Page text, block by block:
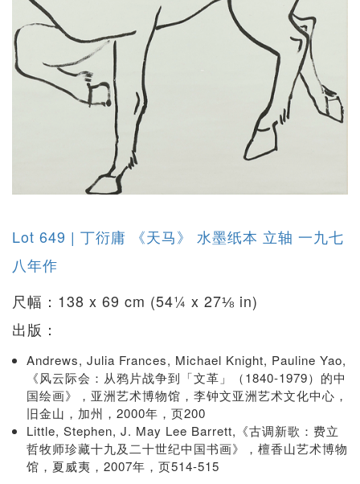
Lot 649 | 丁衍庸 《天马》 水墨纸本 立轴 一九七
八年作
尺幅：138 x 69 cm (54¼ x 27⅛ in)
出版：
Andrews, Julia Frances, Michael Knight, Pauline Yao,
《风云际会：从鸦片战争到「文革」（1840-1979）的中
国绘画》，亚洲艺术博物馆，李钟文亚洲艺术文化中心，
旧金山，加州，2000年，页200
Little, Stephen, J. May Lee Barrett,《古调新歌：费立
哲牧师珍藏十九及二十世纪中国书画》，檀香山艺术博物
馆，夏威夷，2007年，页514-515